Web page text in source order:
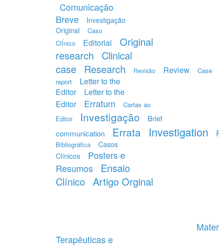
Comunicação
Breve
Investigação
Original
Caso
ClÍnico
Editorial
Original
research
Clinical
case Research Revisão Review
Case
report
Letter to the
Editor
Letter to the
Editor
Erratum
Cartas ao
Editor
Investigação
Brief
communication
Errata Investigation
Bibliográfica
Casos
Clínicos
Posters e
Resumos
Ensaio
Clínico Artigo Orginal
Terapêuticas e